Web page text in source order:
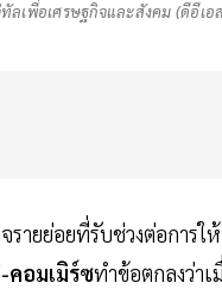
เพื่อเศรษฐกิจและสังคม (ดีอีเอ
ายย่อยที่รับช่วงต่อการ
คอมเมิร์ซทำข้อตกลงว่า